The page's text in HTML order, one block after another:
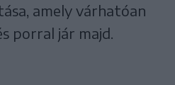
amely várhatóan
porral jár majd.